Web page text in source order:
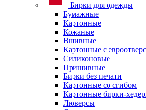
Бирки для одежды
Бумажные
Картонные
Кожаные
Вшивные
Картонные с
Силиконовые
Пришивные
Бирки без печати
Картонные со сгибом
Картонные бирки-
Люверсы